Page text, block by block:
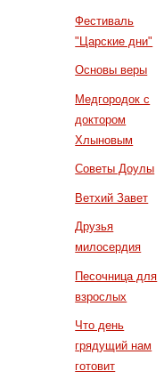
Фестиваль
"Царские дни"
Основы веры
Медгородок с
доктором
Хлыновым
Советы Доулы
Ветхий Завет
Друзья
милосердия
Песочница для
взрослых
Что день
грядущий нам
готовит